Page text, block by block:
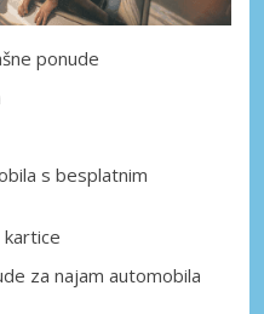
ponude
s besplatnim
kartice
za najam automobila